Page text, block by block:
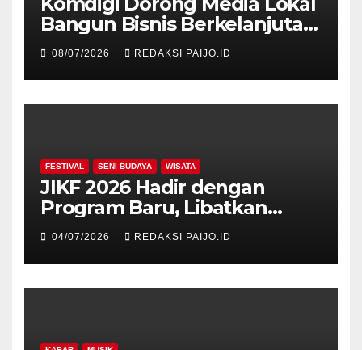
Bangun Bisnis Berkelanjutan
di Era Digital
08/07/2026 REDAKSI PAIJO.ID
FESTIVAL SENI BUDAYA WISATA
JIKF 2026 Hadir dengan
Program Baru, Libatkan
Delegasi dari 17 Negara dan
Ratusan Volunteer
04/07/2026 REDAKSI PAIJO.ID